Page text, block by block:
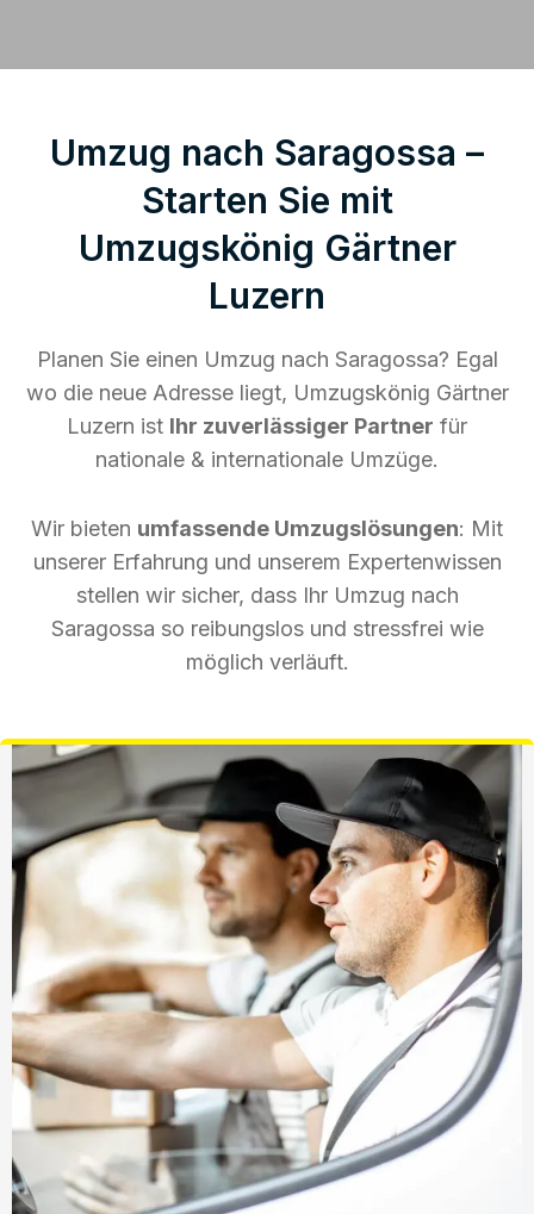
Umzug nach Saragossa –
Starten Sie mit
Umzugskönig Gärtner
Luzern
Planen Sie einen Umzug nach Saragossa? Egal
wo die neue Adresse liegt, Umzugskönig Gärtner
Luzern ist Ihr zuverlässiger Partner für
nationale & internationale Umzüge.
Wir bieten umfassende Umzugslösungen: Mit
unserer Erfahrung und unserem Expertenwissen
stellen wir sicher, dass Ihr Umzug nach
Saragossa so reibungslos und stressfrei wie
möglich verläuft.